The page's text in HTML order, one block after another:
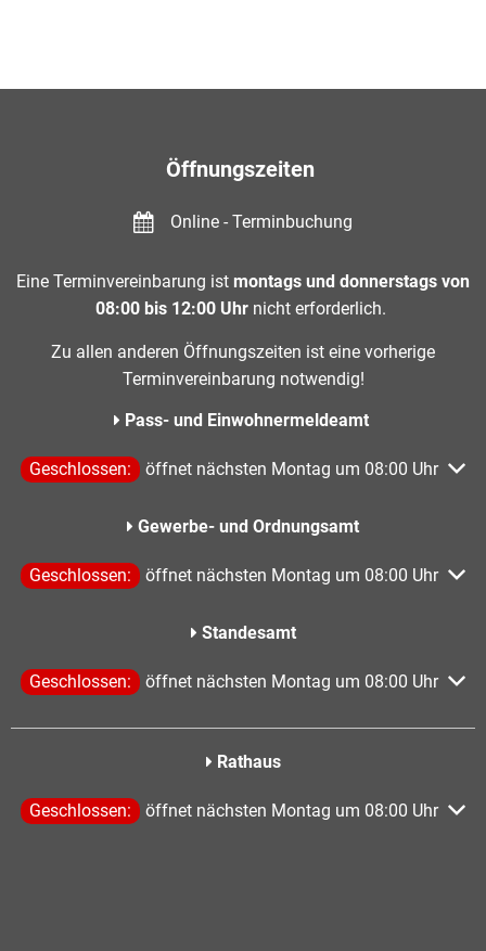
Öffnungszeiten
Online - Terminbuchung
Eine Terminvereinbarung ist montags und donnerstags von
08:00 bis 12:00 Uhr nicht erforderlich.
Zu allen anderen Öffnungszeiten ist eine vorherige
Terminvereinbarung notwendig!
Pass- und Einwohnermeldeamt
Klicken, um weitere Öffnungs- oder Schließzeiten
Geschlossen: öffnet nächsten Montag um 08:00 Uhr
Gewerbe- und Ordnungsamt
Klicken, um weitere Öffnungs- oder Schließzeiten
Geschlossen: öffnet nächsten Montag um 08:00 Uhr
Standesamt
Klicken, um weitere Öffnungs- oder Schließzeiten
Geschlossen: öffnet nächsten Montag um 08:00 Uhr
Rathaus
Klicken, um weitere Öffnungs- oder Schließzeiten
Geschlossen: öffnet nächsten Montag um 08:00 Uhr